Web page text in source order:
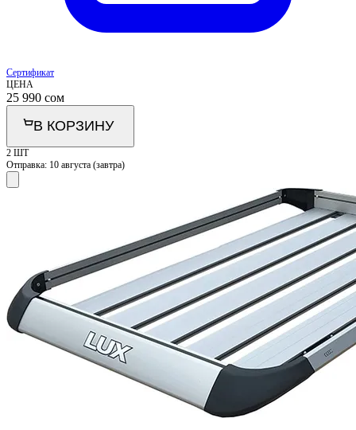
Сертификат
ЦЕНА
25 990 сом
В КОРЗИНУ
2 ШТ
Отправка: 10 августа (завтра)